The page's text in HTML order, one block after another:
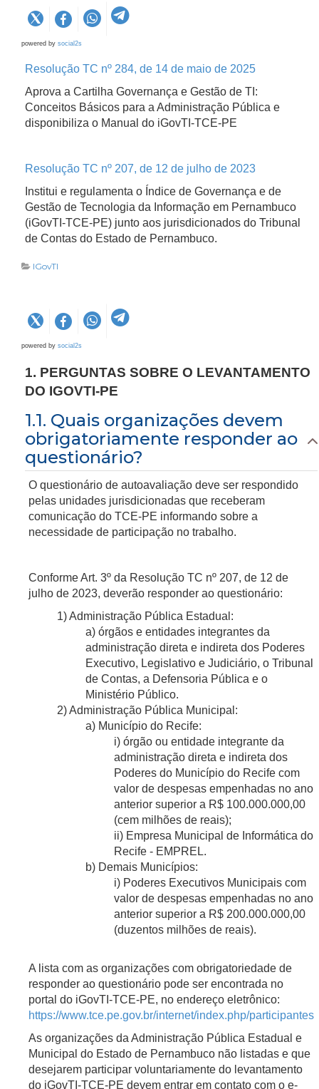
powered by social2s
Resolução TC nº 284, de 14 de maio de 2025
Aprova a Cartilha Governança e Gestão de TI:
Conceitos Básicos para a Administração Pública e
disponibiliza o Manual do iGovTI-TCE-PE
Resolução TC nº 207, de 12 de julho de 2023
Institui e regulamenta o Índice de Governança e de
Gestão de Tecnologia da Informação em Pernambuco
(iGovTI-TCE-PE) junto aos jurisdicionados do Tribunal
de Contas do Estado de Pernambuco.
IGovTI
powered by social2s
1. PERGUNTAS SOBRE O LEVANTAMENTO
DO IGOVTI-PE
1.1. Quais organizações devem
obrigatoriamente responder ao
questionário?
O questionário de autoavaliação deve ser respondido
pelas unidades jurisdicionadas que receberam
comunicação do TCE-PE informando sobre a
necessidade de participação no trabalho.
Conforme Art. 3º da Resolução TC nº 207, de 12 de
julho de 2023, deverão responder ao questionário:
1) Administração Pública Estadual:
a) órgãos e entidades integrantes da
administração direta e indireta dos Poderes
Executivo, Legislativo e Judiciário, o Tribunal
de Contas, a Defensoria Pública e o
Ministério Público.
2) Administração Pública Municipal:
a) Município do Recife:
i) órgão ou entidade integrante da
administração direta e indireta dos
Poderes do Município do Recife com
valor de despesas empenhadas no ano
anterior superior a R$ 100.000.000,00
(cem milhões de reais);
ii) Empresa Municipal de Informática do
Recife - EMPREL.
b) Demais Municípios:
i) Poderes Executivos Municipais com
valor de despesas empenhadas no ano
anterior superior a R$ 200.000.000,00
(duzentos milhões de reais).
A lista com as organizações com obrigatoriedade de
responder ao questionário pode ser encontrada no
portal do iGovTI-TCE-PE, no endereço eletrônico:
https://www.tce.pe.gov.br/internet/index.php/participantes
As organizações da Administração Pública Estadual e
Municipal do Estado de Pernambuco não listadas e que
desejarem participar voluntariamente do levantamento
do iGovTI-TCE-PE devem entrar em contato com o e-